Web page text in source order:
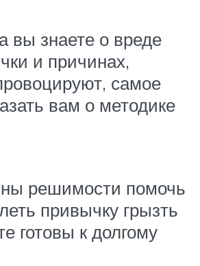
вы знаете о вреде
и причинах,
самое
вам о методике
решимости помочь
привычку грызть
готовы к долгому